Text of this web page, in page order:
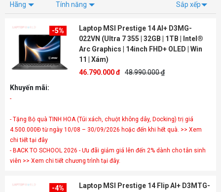
Hãng Tính năng Sắp xếp
-5%
Laptop MSI Prestige 14 AI+ D3MG-
022VN (Ultra 7 355 | 32GB | 1TB | Intel®
Arc Graphics | 14inch FHD+ OLED | Win
11 | Xám)
46.790.000 đ 48.990.000 ₫
Khuyến mãi:
- Tặng Bộ quà TINH HOA (Túi xách, chuột không dây, Docking) trị giá
4.500.000Đ từ ngày 10/08 – 30/09/2026 hoặc đến khi hết quà. >> Xem
chi tiết tại đây
- BACK TO SCHOOL 2026 - Ưu đãi giảm giá lên đến 2% dành cho tân sinh
viên >> Xem chi tiết chương trình tại đây.
-4%
Laptop MSI Prestige 14 Flip AI+ D3MTG-